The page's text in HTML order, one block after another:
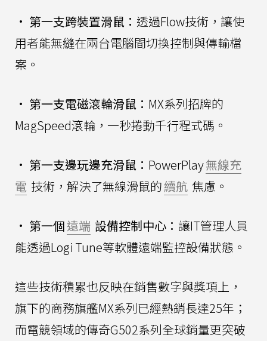
• 第一支跨裝置滑鼠： 透過Flow技術，讓使
用者能無縫在兩台電腦間切換控制與傳輸檔
案。
• 第一支電磁滾輪滑鼠： MX系列招牌的
MagSpeed滾輪，一秒捲動千行程式碼。
• 第一支邊玩邊充滑鼠： PowerPlay無線充
電 技術，解決了無線滑鼠的續航 焦慮。
• 第一個遠端 設備控制中心： 讓IT管理人員
能透過Logi Tune等軟體遠端監控設備狀態。
這些技術積累也反映在銷售數字與獎項上，
旗下的商務旗艦MX系列已經熱銷長達25年；
而電競領域的傳奇G502系列全球銷量更突破